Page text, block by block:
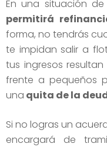
En una situación
permitirá
forma, no tendrás
te impidan salir a
tus ingresos
frente a pequeños
una quita de la
Si no logras un
encargará de